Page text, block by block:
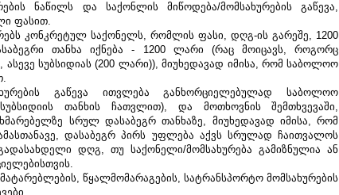
ნაწილს და საქონლის მიწოდება/მომსახურების გაწევა,
ფასით.
კონკრეტულ საქონელს, რომლის ფასი, დღგ-ის გარეშე, 1200
თანხა იქნება - 1200 ლარი (რაც მოიცავს, როგორც
სუბსიდიას (200 ლარი)), მიუხედავად იმისა, რომ საბოლოო
გაწევა ითვლება განხორციელებულად საბოლოო
თანხის ჩათვლით), და მოთხოვნის შემთხვევაში,
სრულ დასაბეგრ თანხაზე, მიუხედავად იმისა, რომ
დასაბეგრ პირს უფლება აქვს სრულად ჩაითვალოს
დღგ, თუ საქონელი/მომსახურება გამიზნულია ან
წყალმომარაგების, სატრანსპორტო მომსახურების